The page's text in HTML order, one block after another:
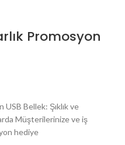
Promosyon
Bellek: Şıklık ve
Müşterilerinize ve iş
hediye